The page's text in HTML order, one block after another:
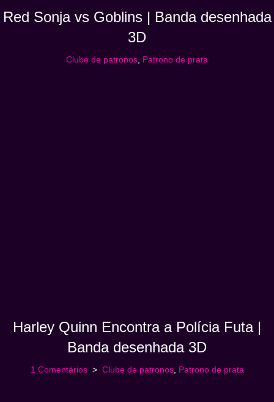
Red Sonja vs Goblins | Banda desenhada
3D
Clube de patronos, Patrono de prata
Harley Quinn Encontra a Polícia Futa |
Banda desenhada 3D
1 Comentários Clube de patronos, Patrono de prata